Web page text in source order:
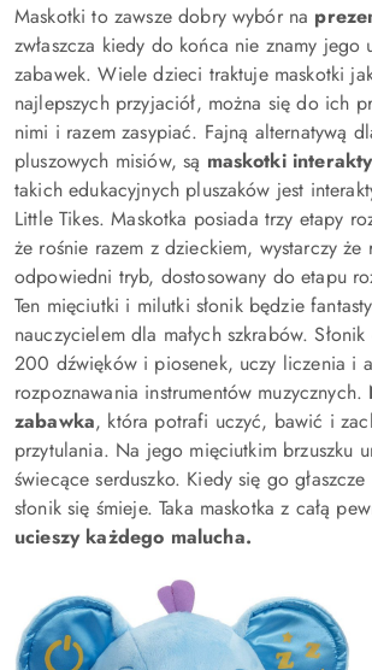
Maskotki to zawsze dobry wybór na
zwłaszcza kiedy do końca nie znamy
zabawek. Wiele dzieci traktuje maskotki
najlepszych przyjaciół, można się do ich
nimi i razem zasypiać. Fajną alternatywą
pluszowych misiów, są maskotki
takich edukacyjnych pluszaków jest
Little Tikes. Maskotka posiada trzy etapy
że rośnie razem z dzieckiem, wystarczy że
odpowiedni tryb, dostosowany do etapu
Ten mięciutki i milutki słonik będzie
nauczycielem dla małych szkrabów.
200 dźwięków i piosenek, uczy liczenia i
rozpoznawania instrumentów muzycznych.
zabawka, która potrafi uczyć, bawić i
przytulania. Na jego mięciutkim brzuszku
świecące serduszko. Kiedy się go głaszcze
słonik się śmieje. Taka maskotka z całą
ucieszy każdego malucha.